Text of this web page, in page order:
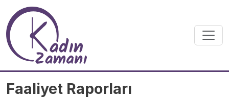
Skip to main content
Faaliyet Raporları